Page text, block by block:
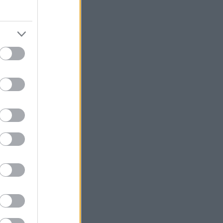
ναυσιπλοΐα προς τη Μαύρη Θάλασσα
Ρωσία: Έπληξε φορτηγό πλοίο με όπλα
για την Ουκρανία ανοιχτά της Οδησσού
Χαρδαλιάς: Δεν θα επιτρέψουμε
καμμία ανεμογεννήτρια στις
περιοχές της Αττικής
Ιταλία: Όλες οι πόλεις στο υψηλότερο
επίπεδο προειδοποίησης για καύσωνα
Κρασνοντάρ ύστερα από ουκρανική
επίθεση με drones
Κορυφώνεται η έξοδος του Αυγούστου
πρωτοφανείς ακραίες συνθήκες